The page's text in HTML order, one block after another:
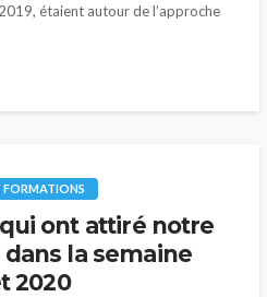
étaient autour de l’approche
l’instruction d’un curriculum
FORMATIONS
ont attiré notre
la semaine
2020